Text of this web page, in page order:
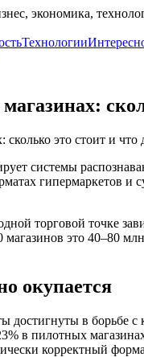
экономика,
Технологии
системы
гипермаркетов и
торговой точке
это 40–80
окупается
достигнуты в
в пилотных
корректный